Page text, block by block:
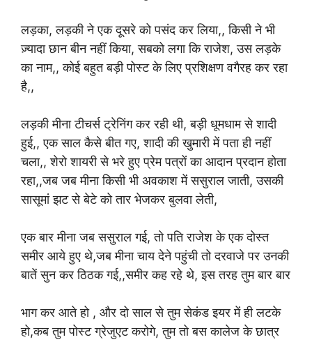
लड़का, लड़की ने एक दूसरे को पसंद कर लिया,, किसी ने भी
ज़्यादा छान बीन नहीं किया, सबको लगा कि राजेश, उस लड़के
का नाम,, कोई बहुत बड़ी पोस्ट के लिए प्रशिक्षण वगैरह कर रहा
है,,
लड़की मीना टीचर्स ट्रेनिंग कर रही थी, बड़ी धूमधाम से शादी
हुई,, एक साल कैसे बीत गए, शादी की खुमारी में पता ही नहीं
चला,, शेरो शायरी से भरे हुए प्रेम पत्रों का आदान प्रदान होता
रहा,,जब जब मीना किसी भी अवकाश में ससुराल जाती, उसकी
सासूमां झट से बेटे को तार भेजकर बुलवा लेती,
एक बार मीना जब ससुराल गई, तो पति राजेश के एक दोस्त
समीर आये हुए थे,जब मीना चाय देने पहुंची तो दरवाजे पर उनकी
बातें सुन कर ठिठक गई,,समीर कह रहे थे, इस तरह तुम बार बार
भाग कर आते हो , और दो साल से तुम सेकंड इयर में ही लटके
हो,कब तुम पोस्ट ग्रेजुएट करोगे, तुम तो बस कालेज के छात्र